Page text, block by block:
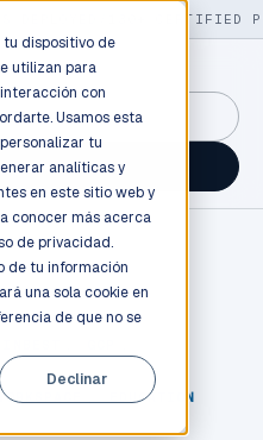
tu dispositivo de
utilizan para
con
Usamos esta
tu
analíticas y
en este sitio web y
conocer más acerca
de privacidad.
de tu información
una sola cookie en
de que no se
Declinar
130+ CERTIFIED
→
→
EDUCATION